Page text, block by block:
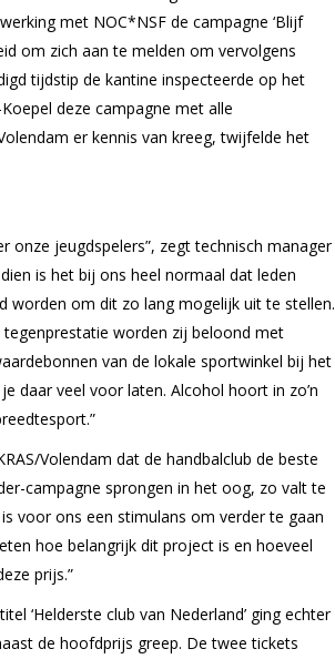
met NOC*NSF de campagne ‘Blijf
om zich aan te melden om vervolgens
tijdstip de kantine inspecteerde op het
deze campagne met alle
er kennis van kreeg, twijfelde het
onze jeugdspelers”, zegt technisch manager
is het bij ons heel normaal dat leden
worden om dit zo lang mogelijk uit te stellen.
worden zij beloond met
van de lokale sportwinkel bij het
daar veel voor laten. Alcohol hoort in zo’n
Volendam dat de handbalclub de beste
campagne sprongen in het oog, zo valt te
voor ons een stimulans om verder te gaan
hoe belangrijk dit project is en hoeveel
prijs.”
‘Helderste club van Nederland’ ging echter
de hoofdprijs greep. De twee tickets